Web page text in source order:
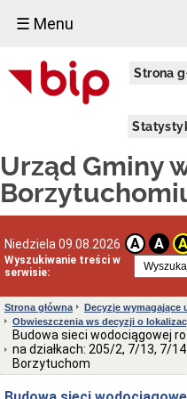
☰ Menu
Strona
Urząd Gminy
Niedziela 09.08.2026 A A A
Wyszukiwanie treści w
serwisie:
Urząd
Gminy
Informacja
dróg
na
terenie
Gminy
Borzytuchom
sezonie
zimowym
2025/2026
Wójta
Gminy
Borzytuchom
o
przystąpieniu
Gminy
Borzytuchom
Strona główna
Decyzje wymagające
Obwieszczenia ws decyzji o
Budowa sieci wodociągowej
na działkach: 205/2, 7/13, 7/
Borzytuchom